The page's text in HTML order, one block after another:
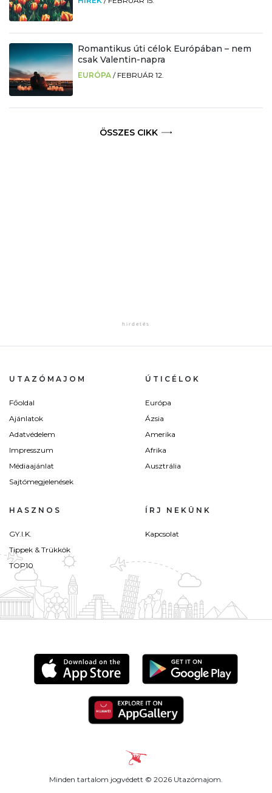
Romantikus úti célok Európában – nem
csak Valentin-napra
EURÓPA / FEBRUÁR 12.
ÖSSZES CIKK
UTAZÓMAJOM
Főoldal
Ajánlatok
Adatvédelem
Impresszum
Médiaajánlat
Sajtómegjelenések
ÚTICÉLOK
Európa
Ázsia
Amerika
Afrika
Ausztrália
HASZNOS
GY.I.K.
Tippek & Trükkök
TOP10
ÍRJ NEKÜNK
Kapcsolat
Minden tartalom jogvédett © 2026 Utazómajom.